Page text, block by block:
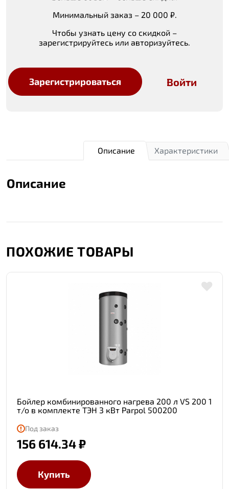
Минимальный заказ – 20 000 ₽.
Чтобы узнать цену со скидкой –
зарегистрируйтесь или авторизуйтесь.
Зарегистрироваться Войти
Характеристики
Описание
Описание
ПОХОЖИЕ ТОВАРЫ
Бойлер комбинированного нагрева 200 л VS 200 1
т/о в комплекте ТЭН 3 кВт Parpol 500200
Под заказ
156 614.34 ₽
Купить